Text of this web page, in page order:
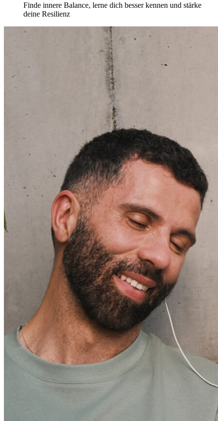
Finde innere Balance, lerne dich besser kennen und stärke
deine Resilienz